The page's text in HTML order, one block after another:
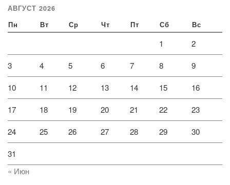
АВГУСТ 2026
Пн Вт Ср Чт Пт Сб Вс
1 2
3 4 5 6 7 8 9
10 11 12 13 14 15 16
17 18 19 20 21 22 23
24 25 26 27 28 29 30
31
« Июн